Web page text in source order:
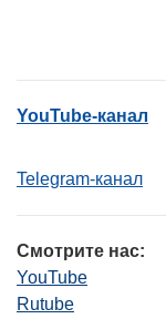
YouTube-канал
Telegram-канал
Смотрите нас:
YouTube
Rutube